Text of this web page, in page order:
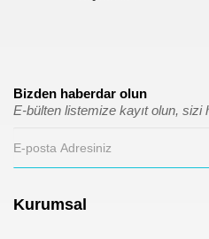
Bizden haberdar olun
E-bülten listemize kayıt olun, sizi
Kurumsal